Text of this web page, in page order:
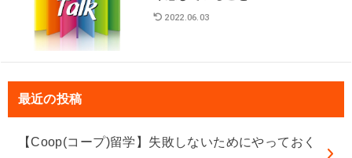
2022.06.03
最近の投稿
【Coop(コープ)留学】失敗しないためにやっておく